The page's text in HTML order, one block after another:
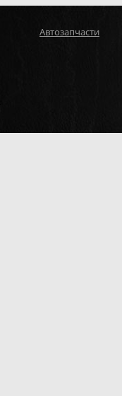
Автозапчасти